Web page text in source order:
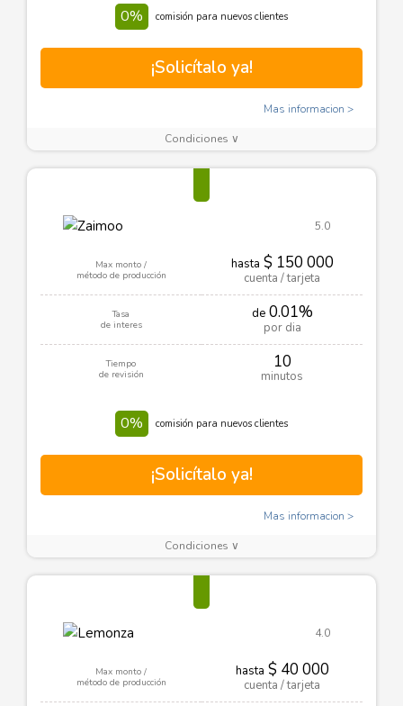
0% comisión para nuevos clientes
¡Solicítalo ya!
Mas informacion
Condiciones ∨
5.0
Max monto /
método de producción
hasta $ 150 000
cuenta / tarjeta
Tasa
de interes
de0.01%
por dia
Tiempo
de revisión
10
minutos
0% comisión para nuevos clientes
¡Solicítalo ya!
Mas informacion
Condiciones ∨
4.0
Max monto /
método de producción
hasta $ 40 000
cuenta / tarjeta